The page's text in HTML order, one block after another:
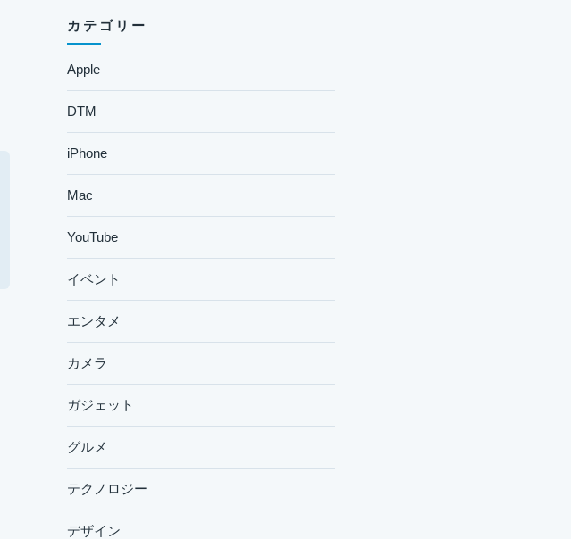
カテゴリー
Apple
DTM
iPhone
Mac
YouTube
イベント
エンタメ
カメラ
ガジェット
グルメ
テクノロジー
デザイン